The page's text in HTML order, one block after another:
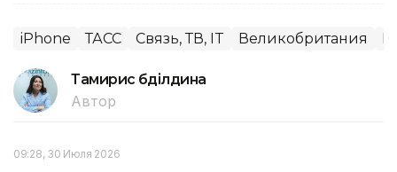
iPhone ТАСС Связь, ТВ, IT Великобритания
Тамирис Әбділдина
Автор
09:28, 30 Июля 2026